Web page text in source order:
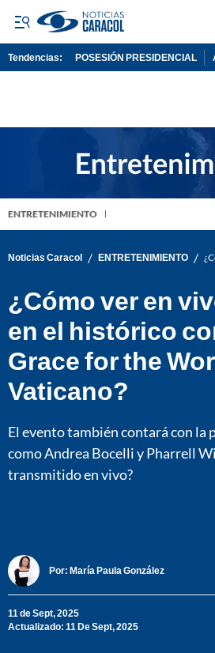
Tendencias: POSESIÓN PRESIDENCIAL
ENTRETENIMIENTO
Noticias Caracol / ENTRETENIMIENTO /
¿Cómo ver en
en el histórico
Grace for the
Vaticano?
El evento también contará con la
como Andrea Bocelli y Pharrell
transmitido en vivo?
Por: María Paula González
11 de Sept, 2025
Actualizado: 11 De Sept, 2025